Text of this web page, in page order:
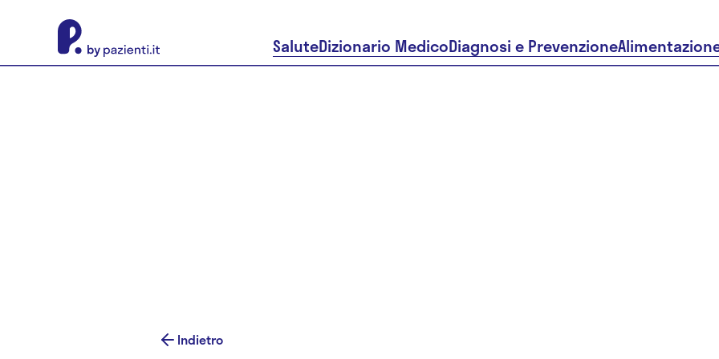
SaluteDizionario MedicoDiagnosi e Prevenzione
Indietro